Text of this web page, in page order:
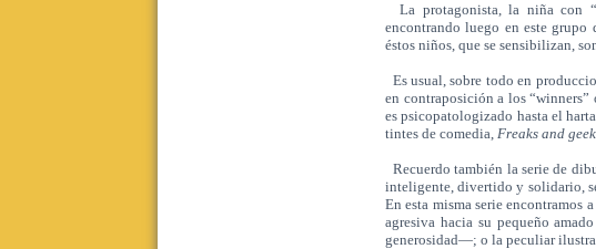
La protagonista, la niña con
encontrando luego en este grupo
éstos niños, que se sensibilizan,
Es usual, sobre todo en
en contraposición a los
es psicopatologizado hasta el
tintes de comedia, Freaks and
Recuerdo también la serie de
inteligente, divertido y solidario,
En esta misma serie encontramos
agresiva hacia su pequeño
generosidad—; o la peculiar